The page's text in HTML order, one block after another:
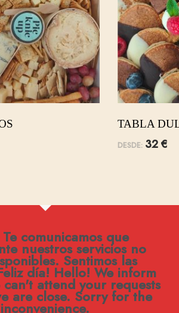
TABLA
DESDE: 32€
Te comunicamos que
nuestros servicios no
Sentimos las
día! Hello! We inform
attend your requests
are close. Sorry for the
inconvenience.